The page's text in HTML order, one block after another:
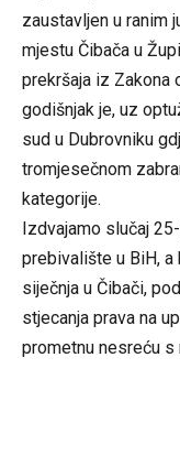
zaustavljen u ranim
mjestu Čibača u
prekršaja iz Zakona
godišnjak je, uz
sud u Dubrovniku
tromjesečnom
kategorije.
Izdvajamo slučaj
prebivalište u BiH, a
siječnja u Čibači,
stjecanja prava na
prometnu nesreću